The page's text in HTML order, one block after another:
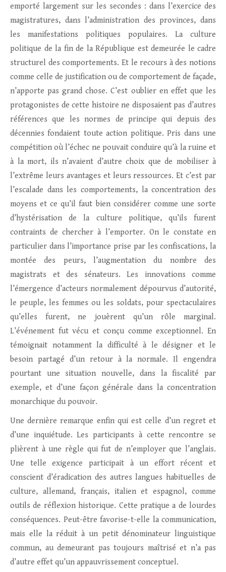
emporté largement sur les secondes : dans l’exercice des
magistratures, dans l’administration des provinces, dans
les manifestations politiques populaires. La culture
politique de la fin de la République est demeurée le cadre
structurel des comportements. Et le recours à des notions
comme celle de justification ou de comportement de façade,
n’apporte pas grand chose. C’est oublier en effet que les
protagonistes de cette histoire ne disposaient pas d’autres
références que les normes de principe qui depuis des
décennies fondaient toute action politique. Pris dans une
compétition où l’échec ne pouvait conduire qu’à la ruine et
à la mort, ils n’avaient d’autre choix que de mobiliser à
l’extrême leurs avantages et leurs ressources. Et c’est par
l’escalade dans les comportements, la concentration des
moyens et ce qu’il faut bien considérer comme une sorte
d’hystérisation de la culture politique, qu’ils furent
contraints de chercher à l’emporter. On le constate en
particulier dans l’importance prise par les confiscations, la
montée des peurs, l’augmentation du nombre des
magistrats et des sénateurs. Les innovations comme
l’émergence d’acteurs normalement dépourvus d’autorité,
le peuple, les femmes ou les soldats, pour spectaculaires
qu’elles furent, ne jouèrent qu’un rôle marginal.
L’événement fut vécu et conçu comme exceptionnel. En
témoignait notamment la difficulté à le désigner et le
besoin partagé d’un retour à la normale. Il engendra
pourtant une situation nouvelle, dans la fiscalité par
exemple, et d’une façon générale dans la concentration
monarchique du pouvoir.
Une dernière remarque enfin qui est celle d’un regret et
d’une inquiétude. Les participants à cette rencontre se
plièrent à une règle qui fut de n’employer que l’anglais.
Une telle exigence participait à un effort récent et
conscient d’éradication des autres langues habituelles de
culture, allemand, français, italien et espagnol, comme
outils de réflexion historique. Cette pratique a de lourdes
conséquences. Peut-être favorise-t-elle la communication,
mais elle la réduit à un petit dénominateur linguistique
commun, au demeurant pas toujours maîtrisé et n’a pas
d’autre effet qu’un appauvrissement conceptuel.